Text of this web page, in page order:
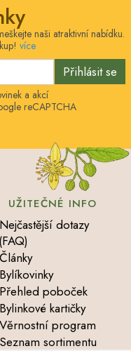
naši atraktivní nabídku.
více
Přihlásit se
a akcí
reCAPTCHA
UŽITEČNÉ INFO
Nejčastější dotazy
(FAQ)
Články
Bylíkovinky
Přehled poboček
Bylinkové kartičky
Věrnostní program
Seznam sortimentu